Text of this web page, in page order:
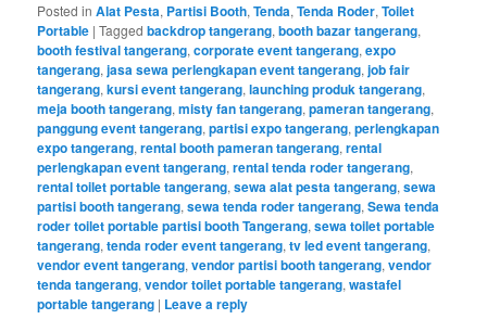
Posted in Alat Pesta, Partisi Booth,Tenda,Tenda Roder,Toilet
Portable |Tagged backdrop tangerang,booth bazar tangerang,
booth festival tangerang,corporate event tangerang,expo
tangerang,jasa sewa perlengkapan event tangerang,job fair
tangerang,kursi event tangerang,launching produk tangerang,
meja booth tangerang,misty fan tangerang,pameran tangerang,
panggung event tangerang,partisi expo tangerang,perlengkapan
expo tangerang,rental booth pameran tangerang,rental
perlengkapan event tangerang,rental tenda roder tangerang,
rental toilet portable tangerang,sewa alat pesta tangerang,sewa
partisi booth tangerang,sewa tenda roder tangerang,Sewa tenda
roder toilet portable partisi booth Tangerang,sewa toilet portable
tangerang,tenda roder event tangerang,tv led event tangerang,
vendor event tangerang,vendor partisi booth tangerang,vendor
tenda tangerang,vendor toilet portable tangerang,wastafel
portable tangerang | Leave a reply